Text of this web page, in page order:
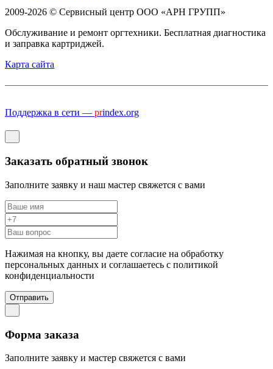
2009-2026 © Сервисный центр ООО «АРН ГРУПП»
Обслуживание и ремонт оргтехники. Бесплатная диагностика
и заправка картриджей.
Карта сайта
Поддержка в сети — prindex.org
Заказать обратный звонок
Заполните заявку и наш мастер свяжется с вами
Нажимая на кнопку, вы даете согласие на обработку
персональных данных и соглашаетесь c политикой
конфиденциальности
Отправить
Форма заказа
Заполните заявку и мастер свяжется с вами